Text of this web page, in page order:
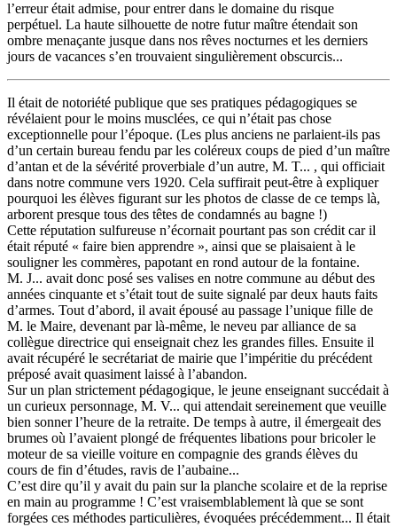
l’erreur était admise, pour entrer dans le domaine du risque
perpétuel. La haute silhouette de notre futur maître étendait son
ombre menaçante jusque dans nos rêves nocturnes et les derniers
jours de vacances s’en trouvaient singulièrement obscurcis...
Il était de notoriété publique que ses pratiques pédagogiques se
révélaient pour le moins musclées, ce qui n’était pas chose
exceptionnelle pour l’époque. (Les plus anciens ne parlaient-ils pas
d’un certain bureau fendu par les coléreux coups de pied d’un maître
d’antan et de la sévérité proverbiale d’un autre, M. T... , qui officiait
dans notre commune vers 1920. Cela suffirait peut-être à expliquer
pourquoi les élèves figurant sur les photos de classe de ce temps là,
arborent presque tous des têtes de condamnés au bagne !)
Cette réputation sulfureuse n’écornait pourtant pas son crédit car il
était réputé « faire bien apprendre », ainsi que se plaisaient à le
souligner les commères, papotant en rond autour de la fontaine.
M. J... avait donc posé ses valises en notre commune au début des
années cinquante et s’était tout de suite signalé par deux hauts faits
d’armes. Tout d’abord, il avait épousé au passage l’unique fille de
M. le Maire, devenant par là-même, le neveu par alliance de sa
collègue directrice qui enseignait chez les grandes filles. Ensuite il
avait récupéré le secrétariat de mairie que l’impéritie du précédent
préposé avait quasiment laissé à l’abandon.
Sur un plan strictement pédagogique, le jeune enseignant succédait à
un curieux personnage, M. V... qui attendait sereinement que veuille
bien sonner l’heure de la retraite. De temps à autre, il émergeait des
brumes où l’avaient plongé de fréquentes libations pour bricoler le
moteur de sa vieille voiture en compagnie des grands élèves du
cours de fin d’études, ravis de l’aubaine...
C’est dire qu’il y avait du pain sur la planche scolaire et de la reprise
en main au programme ! C’est vraisemblablement là que se sont
forgées ces méthodes particulières, évoquées précédemment... Il était